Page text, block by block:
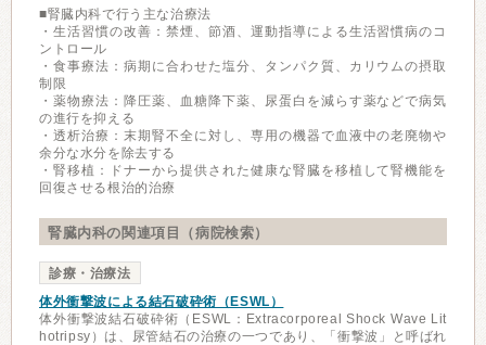
■腎臓内科で行う主な治療法
・生活習慣の改善：禁煙、節酒、運動指導による生活習慣病のコ
ントロール
・食事療法：病期に合わせた塩分、タンパク質、カリウムの摂取
制限
・薬物療法：降圧薬、血糖降下薬、尿蛋白を減らす薬などで病気
の進行を抑える
・透析治療：末期腎不全に対し、専用の機器で血液中の老廃物や
余分な水分を除去する
・腎移植：ドナーから提供された健康な腎臓を移植して腎機能を
回復させる根治的治療
腎臓内科の関連項目（病院検索）
診療・治療法
体外衝撃波による結石破砕術（ESWL）
体外衝撃波結石破砕術（ESWL：Extracorporeal Shock Wave Lit
hotripsy）は、尿管結石の治療の一つであり、「衝撃波」と呼ばれ